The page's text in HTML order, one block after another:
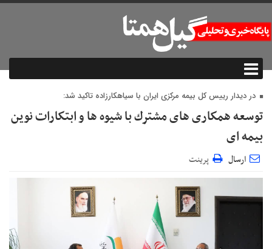
در دیدار رییس کل بیمه مرکزی ایران با سیاهکارزاده تاکید شد:
توسعه همكاری های مشترك با شیوه ها و ابتكارات نوین
بیمه ای
ارسال پرینت